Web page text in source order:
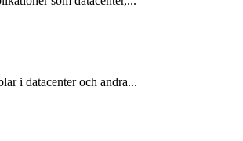
i datacenter och andra...